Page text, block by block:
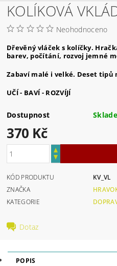
KOLÍKOVÁ
Neohodnoceno
Dřevěný vláček s kolíčky.
barev, počítání, rozvoj jemné
Zabaví malé i velké. Deset tipů
UČÍ - BAVÍ - ROZVÍJÍ
Dostupnost
370 Kč
KÓD PRODUKTU
KV_VL
ZNAČKA
KATEGORIE
Dotaz
POPIS